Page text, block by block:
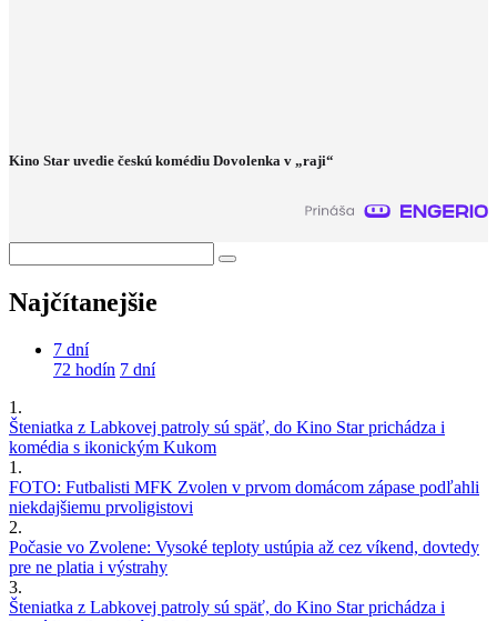
Kino Star uvedie českú komédiu Dovolenka v „raji“
Najčítanejšie
7 dní
72 hodín 7 dní
1.
Šteniatka z Labkovej patroly sú späť, do Kino Star prichádza i
komédia s ikonickým Kukom
1.
FOTO: Futbalisti MFK Zvolen v prvom domácom zápase podľahli
niekdajšiemu prvoligistovi
2.
Počasie vo Zvolene: Vysoké teploty ustúpia až cez víkend, dovtedy
pre ne platia i výstrahy
3.
Šteniatka z Labkovej patroly sú späť, do Kino Star prichádza i